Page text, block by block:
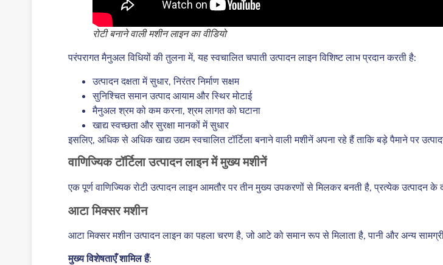
रोटी बनाने वाली मशीन लाइन का वीडियो
परंपरागत मैनुअल विधियों की तुलना में, यह स्वचालित चपाती उत्पादन लाइन विशिष्ट लाभ प्रदान करती है:
उत्पादन दक्षता में सुधार, निरंतर निर्माण सक्षम
सुनिश्चित समान उत्पाद आयाम और स्थिर मोटाई
मैनुअल श्रम को कम करना, श्रम लागत को घटाना
खाद्य स्वच्छता और सुरक्षा मानकों में सुधार
इसलिए, अधिक से अधिक खाद्य उद्यम स्वचालित टॉर्टिला बनाने वाली मशीनें अपना रहे हैं ताकि बड़े पैमाने पर
वाणिज्यिक टॉर्टिला उत्पादन लाइन में मुख्य मशीनें
एक पूर्ण वाणिज्यिक रोटी उत्पादन लाइन आमतौर पर तीन मुख्य उपकरणों से मिलकर बनती है, प्रत्येक उत्पादन
आटा मिक्सर मशीन
आटा मिक्सर मशीन उत्पादन लाइन का पहला चरण है, जो आटे को समान रूप से मिलाता है, पानी और अन्य
मुख्य विशेषताएँ शामिल हैं: